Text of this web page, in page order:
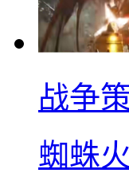
战争
蜘蛛